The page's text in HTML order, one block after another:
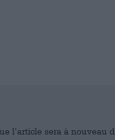
l’article sera à nouveau